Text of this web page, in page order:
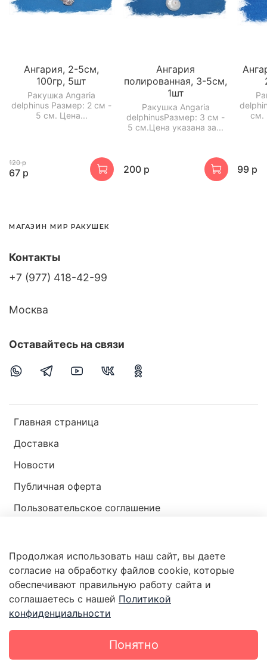
Ангария, 2-5см,
100гр, 5шт
Ракушка Angaria
delphinus Размер: 2 см -
5 см. Цена...
120 р
67 р
Ангария
полированная, 3-5см,
1шт
Ракушка Angaria
delphinusРазмер: 3 см -
5 см.Цена указана за...
200 р
см.
99 р
МАГАЗИН МИР РАКУШЕК
Главная страница
Доставка
Новости
Публичная оферта
Пользовательское соглашение
Контакты
+7 (977) 418-42-99
Москва
Оставайтесь на связи
Магазин мир ракушек
Продолжая использовать наш сайт, вы даете
согласие на обработку файлов cookie, которые
обеспечивают правильную работу сайта и
соглашаетесь с нашей Политикой
конфиденциальности
Понятно